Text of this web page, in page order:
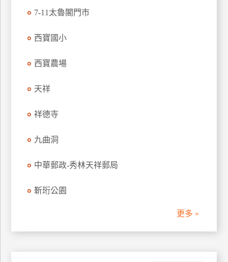
7-11太魯閣門市
西寶國小
西寶農場
天祥
祥德寺
九曲洞
中華郵政-秀林天祥郵局
靳珩公園
更多 »